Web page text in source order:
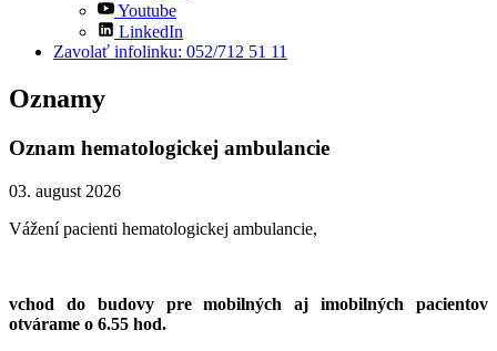
Youtube
LinkedIn
Zavolať infolinku: 052/712 51 11
Oznamy
Oznam hematologickej ambulancie
03. august 2026
Vážení pacienti hematologickej ambulancie,
vchod do budovy pre mobilných aj imobilných pacientov
otvárame o 6.55 hod.